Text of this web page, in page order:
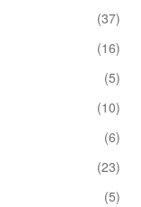
(37)
(16)
(5)
(10)
(6)
(23)
(5)